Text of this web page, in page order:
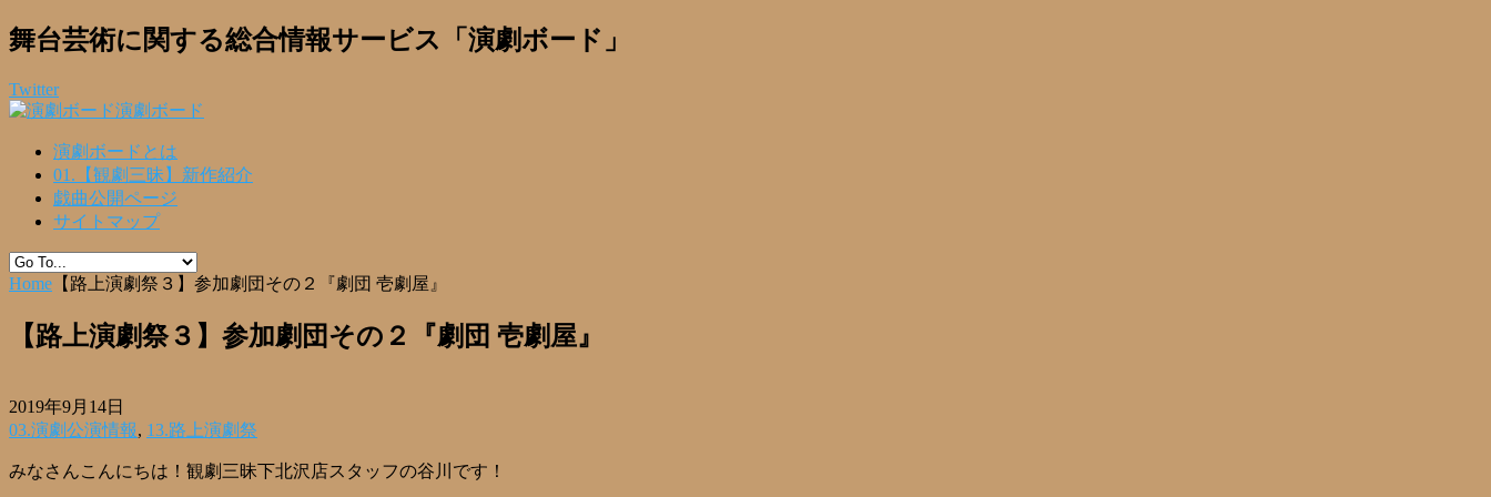
舞台芸術に関する総合情報サービス「演劇ボード」
Twitter
演劇ボード
演劇ボードとは
01.【観劇三昧】新作紹介
戯曲公開ページ
サイトマップ
Home 【路上演劇祭３】参加劇団その２『劇団 壱劇屋』
【路上演劇祭３】参加劇団その２『劇団 壱劇屋』
2019年9月14日
03.演劇公演情報, 13.路上演劇祭
みなさんこんにちは！観劇三昧下北沢店スタッフの谷川です！